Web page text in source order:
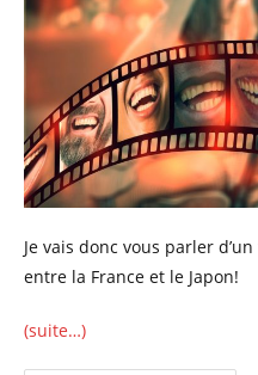
Je vais donc vous parler
entre la France et le Japon!
(suite…)